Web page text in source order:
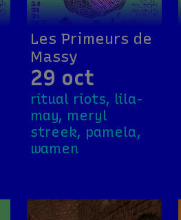
Les Primeurs de
Massy
29 oct
ritual riots, lila-
may, meryl
streek, pamela,
wamen